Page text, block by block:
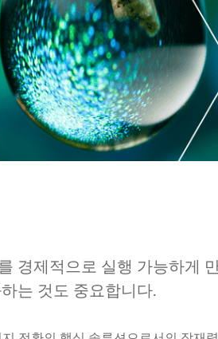
경제적으로 실행 가능하게
는 것도 중요합니다.